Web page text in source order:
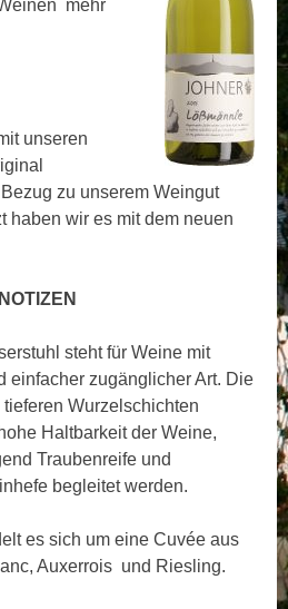
mehr
unseren
zu unserem Weingut
haben wir es mit dem neuen
steht für Weine mit
einfacher zugänglicher Art. Die
Wurzelschichten
Haltbarkeit der Weine,
Traubenreife und
begleitet werden.
es sich um eine Cuvée aus
Auxerrois und Riesling.